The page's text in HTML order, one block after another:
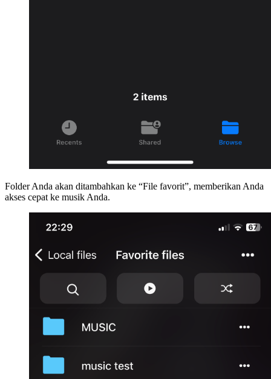
Folder Anda akan ditambahkan ke “File favorit”, memberikan Anda
akses cepat ke musik Anda.